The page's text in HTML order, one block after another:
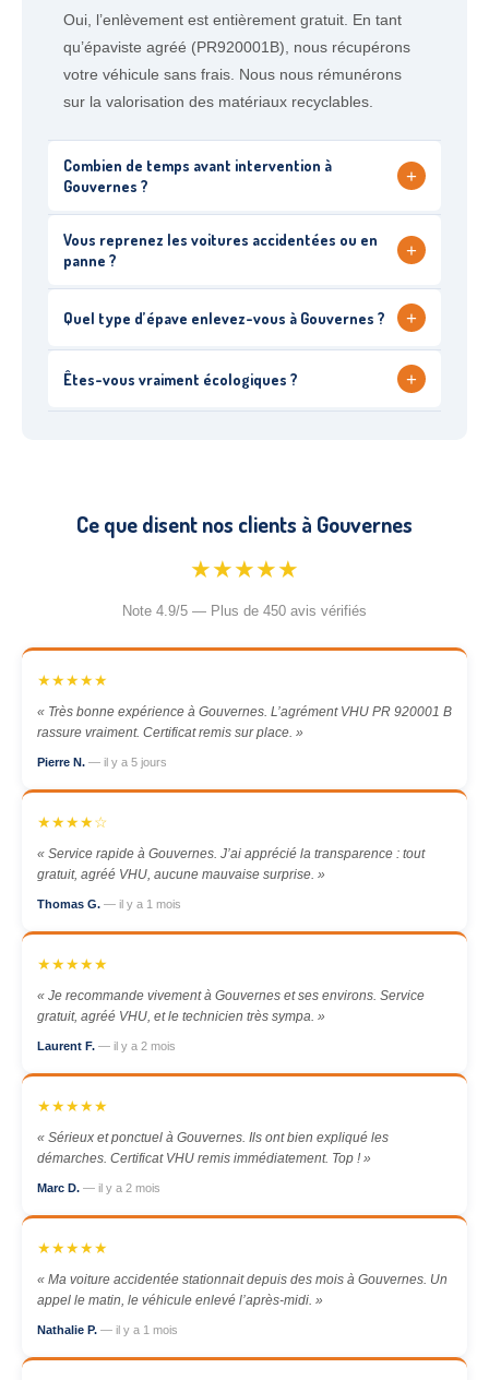
Oui, l’enlèvement est entièrement gratuit. En tant
qu’épaviste agréé (PR920001B), nous récupérons
votre véhicule sans frais. Nous nous rémunérons
sur la valorisation des matériaux recyclables.
Combien de temps avant intervention à
Gouvernes ?
+
Vous reprenez les voitures accidentées ou en
panne ?
+
Quel type d’épave enlevez-vous à Gouvernes ? +
Êtes-vous vraiment écologiques ? +
Ce que disent nos clients à Gouvernes
★★★★★
Note 4.9/5 — Plus de 450 avis vérifiés
★★★★★
« Très bonne expérience à Gouvernes. L’agrément VHU PR 920001 B
rassure vraiment. Certificat remis sur place. »
Pierre N. — il y a 5 jours
★★★★☆
« Service rapide à Gouvernes. J’ai apprécié la transparence : tout
gratuit, agréé VHU, aucune mauvaise surprise. »
Thomas G. — il y a 1 mois
★★★★★
« Je recommande vivement à Gouvernes et ses environs. Service
gratuit, agréé VHU, et le technicien très sympa. »
Laurent F. — il y a 2 mois
★★★★★
« Sérieux et ponctuel à Gouvernes. Ils ont bien expliqué les
démarches. Certificat VHU remis immédiatement. Top ! »
Marc D. — il y a 2 mois
★★★★★
« Ma voiture accidentée stationnait depuis des mois à Gouvernes. Un
appel le matin, le véhicule enlevé l’après-midi. »
Nathalie P. — il y a 1 mois